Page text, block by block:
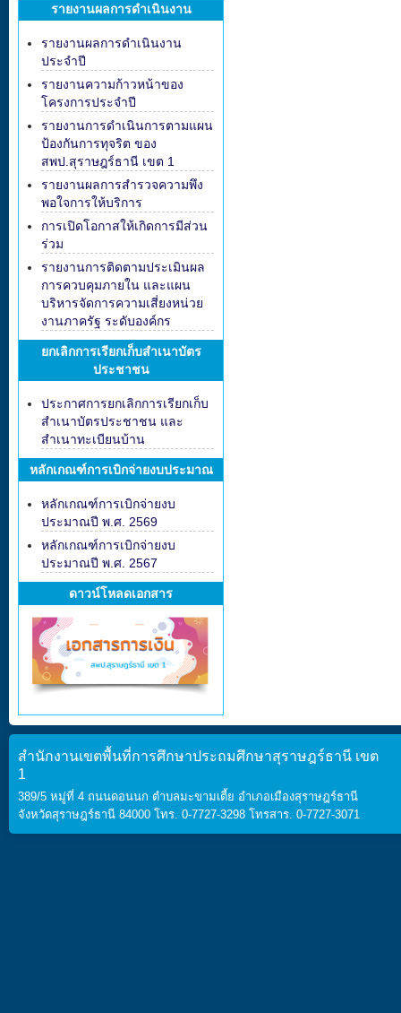
รายงานผลการดำเนินงาน
รายงานผลการดำเนินงาน
ประจำปี
รายงานความก้าวหน้าของ
โครงการประจำปี
รายงานการดำเนินการตามแผน
ป้องกันการทุจริต ของ
สพป.สุราษฎร์ธานี เขต 1
รายงานผลการสำรวจความพึง
พอใจการให้บริการ
การเปิดโอกาสให้เกิดการมีส่วน
ร่วม
รายงานการติดตามประเมินผล
การควบคุมภายใน และแผน
บริหารจัดการความเสี่ยงหน่วย
งานภาครัฐ ระดับองค์กร
ยกเลิกการเรียกเก็บสำเนาบัตร
ประชาชน
ประกาศการยกเลิกการเรียกเก็บ
สำเนาบัตรประชาชน และ
สำเนาทะเบียนบ้าน
หลักเกณฑ์การเบิกจ่ายงบประมาณ
หลักเกณฑ์การเบิกจ่ายงบ
ประมาณปี พ.ศ. 2569
หลักเกณฑ์การเบิกจ่ายงบ
ประมาณปี พ.ศ. 2567
ดาวน์โหลดเอกสาร
สำนักงานเขตพื้นที่การศึกษาประถมศึกษาสุราษฎร์ธานี เขต
1
389/5 หมู่ที่ 4 ถนนดอนนก ตำบลมะขามเตี้ย อำเภอเมืองสุราษฎร์ธานี
จังหวัดสุราษฎร์ธานี 84000 โทร. 0-7727-3298 โทรสาร. 0-7727-3071